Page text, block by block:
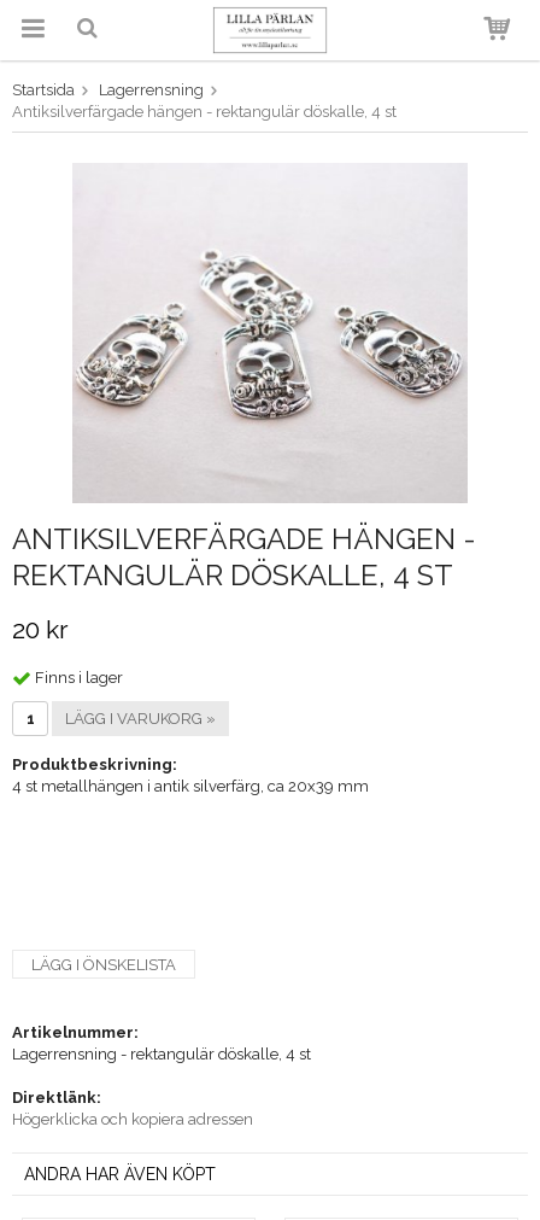
Produkten har blivit tillagd i
varukorgen
Startsida
Lagerrensning
Antiksilverfärgade hängen - rektangulär döskalle, 4 st
ANTIKSILVERFÄRGADE HÄNGEN -
REKTANGULÄR DÖSKALLE, 4 ST
20 kr
Finns i lager
LÄGG I VARUKORG »
Produktbeskrivning:
4 st metallhängen i antik silverfärg, ca 20x39 mm
LÄGG I ÖNSKELISTA
Artikelnummer:
Lagerrensning - rektangulär döskalle, 4 st
Direktlänk:
Högerklicka och kopiera adressen
ANDRA HAR ÄVEN KÖPT